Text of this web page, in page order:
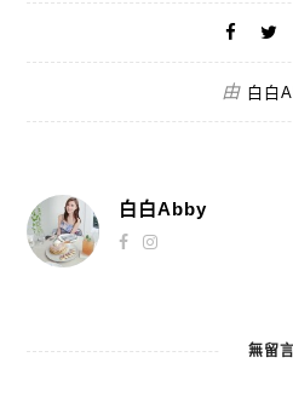
由 白白
白白Abby
無留言